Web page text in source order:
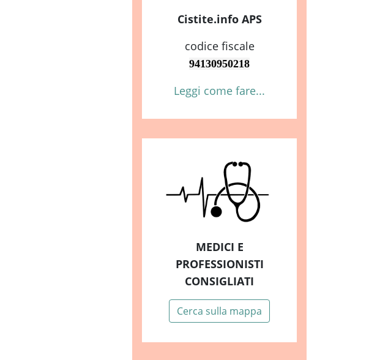
Cistite.info APS
codice fiscale
94130950218
Leggi come fare...
MEDICI E
PROFESSIONISTI
CONSIGLIATI
Cerca sulla mappa